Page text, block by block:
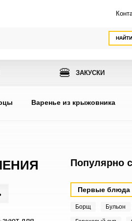
НАЙТИ
🍔 ЗАКУСКИ
Варенье из крыжовника
Популярно
Первые блюда
Борщ Бульон